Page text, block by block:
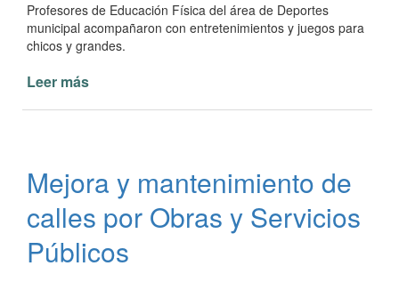
Profesores de Educación Física del área de Deportes
municipal acompañaron con entretenimientos y juegos para
chicos y grandes.
Leer más
Artesanos
“El
Paso
Expone”
Mejora y mantenimiento de
calles por Obras y Servicios
Públicos